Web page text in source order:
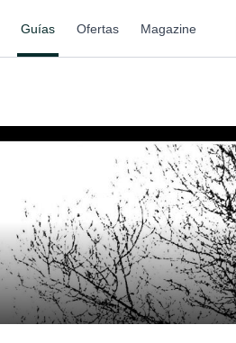
Guías Ofertas Magazine